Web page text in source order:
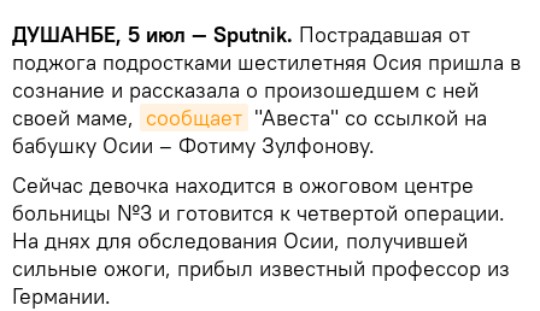
ДУШАНБЕ, 5 июл — Sputnik. Пострадавшая от
поджога подростками шестилетняя Осия пришла в
сознание и рассказала о произошедшем с ней
своей маме, сообщает "Авеста" со ссылкой на
бабушку Осии – Фотиму Зулфонову.
Сейчас девочка находится в ожоговом центре
больницы №3 и готовится к четвертой операции.
На днях для обследования Осии, получившей
сильные ожоги, прибыл известный профессор из
Германии.